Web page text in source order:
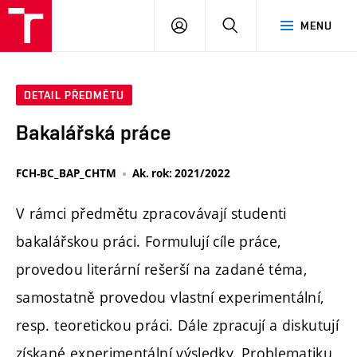
MENU
PŘIHLÁSIT
DETAIL PŘEDMĚTU
Bakalářská práce
FCH-BC_BAP_CHTM Ak. rok: 2021/2022
V rámci předmětu zpracovávají studenti
bakalářskou práci. Formulují cíle práce,
provedou literární rešerší na zadané téma,
samostatně provedou vlastní experimentální,
resp. teoretickou práci. Dále zpracují a diskutují